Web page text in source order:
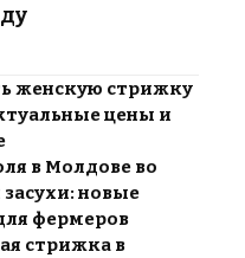
женскую стрижку
цены и
в Молдове во
новые
фермеров
стрижка в